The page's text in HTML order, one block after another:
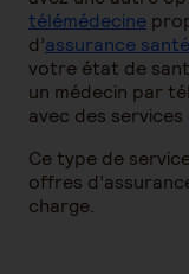
télémédecine
d’assurance
votre état de
un médecin par
avec des services
Ce type de
offres
charge.